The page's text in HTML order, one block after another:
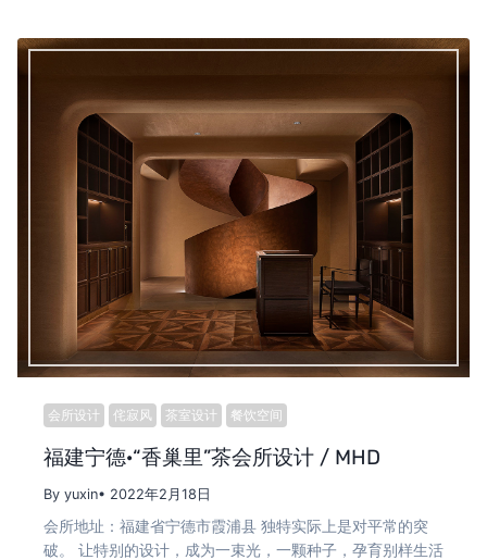
会所设计 侘寂风 茶室设计 餐饮空间
福建宁德·“香巢里”茶会所设计 / MHD
By yuxin• 2022年2月18日
会所地址：福建省宁德市霞浦县 独特实际上是对平常的突
破。 让特别的设计，成为一束光，一颗种子，孕育别样生活